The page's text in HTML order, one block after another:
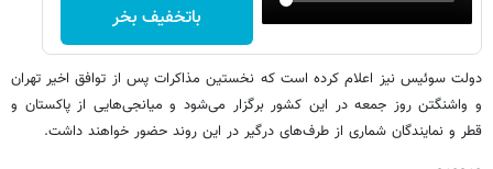
باتخفیف بخر
دولت سوئیس نیز اعلام کرده است که نخستین مذاکرات پس از توافق اخیر تهران
و واشنگتن روز جمعه در این کشور برگزار می‌شود و میانجی‌هایی از پاکستان و
قطر و نمایندگان شماری از طرف‌های درگیر در این روند حضور خواهند داشت.